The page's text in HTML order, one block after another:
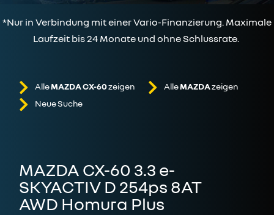
*Nur in Verbindung mit einer Vario-Finanzierung. Maximale
Laufzeit bis 24 Monate und ohne Schlussrate.
AlleMAZDA CX-60zeigen AlleMAZDAzeigen
Neue Suche
MAZDA CX-60 3.3 e-
SKYACTIV D 254ps 8AT
AWD Homura Plus